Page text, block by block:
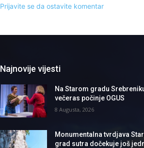
Prijavite se da ostavite komentar
Najnovije vijesti
Na Starom gradu
večeras počinje OGUS
8 Augusta, 2026
Monumentalna tvrdjava
grad sutra dočekuje još